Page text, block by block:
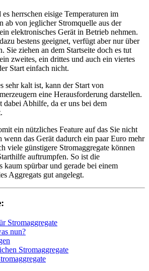
herrschen eisige Temperaturen im
ab von jeglicher Stromquelle aus der
elektronisches Gerät in Betrieb nehmen.
bestens geeignet, verfügt aber nur über
Sie ziehen an dem Startseite doch es tut
zweites, ein drittes und auch ein viertes
Start einfach nicht.
sehr kalt ist, kann der Start von
eine Herausforderung darstellen.
dabei Abhilfe, da er uns bei dem
ein nützliches Feature auf das Sie nicht
wenn das Gerät dadurch ein paar Euro mehr
viele günstigere Stromaggregate können
auftrumpfen. So ist die
spürbar und gerade bei einem
Aggregats gut angelegt.
Stromaggregate
nun?
Stromaggregate